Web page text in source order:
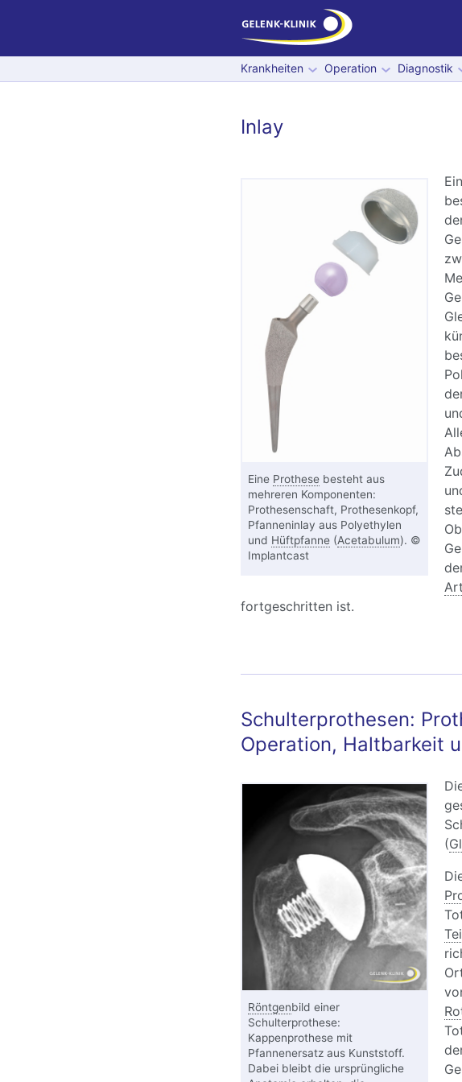
Krankheiten Operation Diagnostik
Inlay
Eine Prothesebesteht aus
mehreren Komponenten:
Prothesenschaft, Prothesenkopf,
Pfanneninlay aus Polyethylen
und Hüftpfanne(Acetabulum). ©
Implantcast
Ein
fortgeschritten ist.
Schulterprothesen:
Operation, Haltbarkeit
Röntgenbild einer
Schulterprothese:
Kappenprothese mit
Pfannenersatz aus Kunststoff.
Dabei bleibt die ursprüngliche
(